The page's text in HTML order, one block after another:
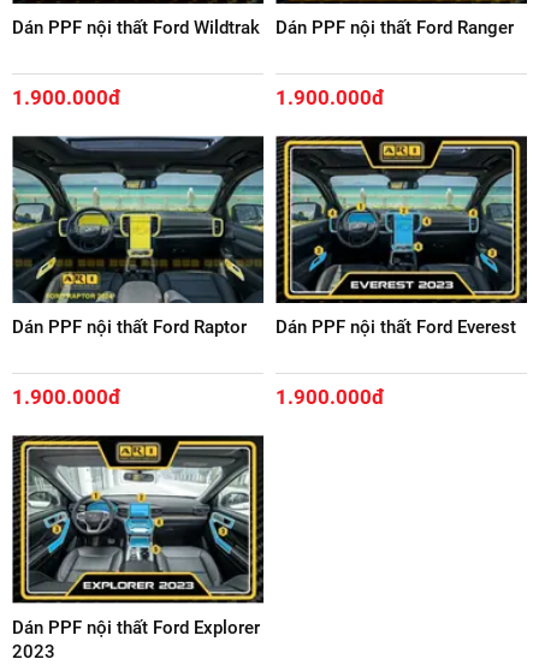
Dán PPF nội thất Ford Wildtrak
1.900.000đ
Dán PPF nội thất Ford Ranger
1.900.000đ
Dán PPF nội thất Ford Raptor
1.900.000đ
Dán PPF nội thất Ford Everest
1.900.000đ
Dán PPF nội thất Ford Explorer
2023